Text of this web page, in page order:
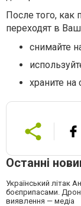
После того, как
переходят в
снимайте
храните на
Останні
Український літак
боєприпасами.
виявлення — медіа